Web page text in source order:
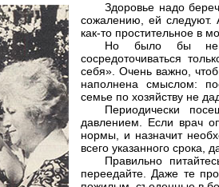
Здоровье надо
сожалению, ей следуют.
как-то простительное в
Но было бы
сосредоточиваться
себя». Очень важно,
наполнена смыслом:
семье по хозяйству не
Периодически
давлением. Если врач
нормы, и назначит
всего указанного срока,
Правильно
переедайте. Даже те